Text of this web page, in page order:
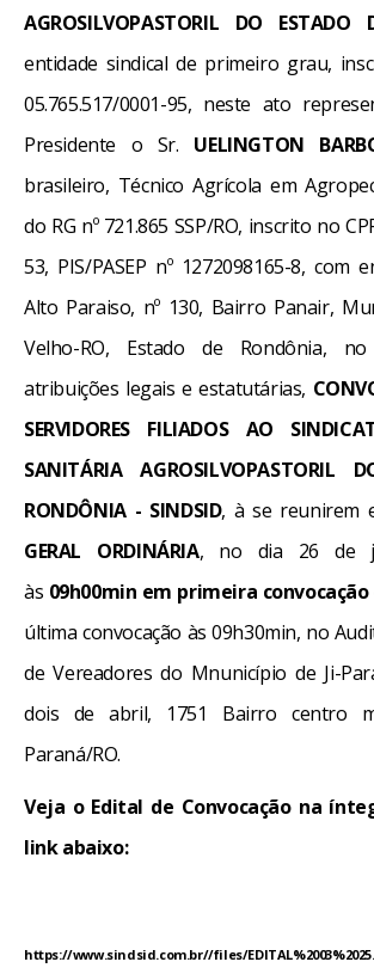
AGROSILVOPASTORIL DO ESTADO
entidade sindical de primeiro grau,
05.765.517/0001-95, neste ato
Presidente o Sr. UELINGTON
brasileiro, Técnico Agrícola em
do RG nº 721.865 SSP/RO, inscrito no
53, PIS/PASEP nº 1272098165-8, com
Alto Paraiso, nº 130, Bairro Panair,
Velho-RO, Estado de Rondônia,
atribuições legais e estatutárias,
SERVIDORES FILIADOS AO
SANITÁRIA AGROSILVOPASTORIL
RONDÔNIA - SINDSID, à se reunirem
GERAL ORDINÁRIA, no dia 26 de
às 09h00min em primeira convocação
última convocação às 09h30min, no
de Vereadores do Mnunicípio de Ji-
dois de abril, 1751 Bairro centro
Paraná/RO.
Veja o Edital de Convocação na
link abaixo:
https://www.sindsid.com.br//files/